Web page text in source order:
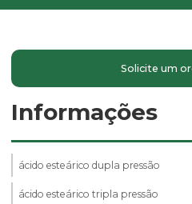
Solicite um
Informações
ácido esteárico dupla pressão
ácido esteárico tripla pressão